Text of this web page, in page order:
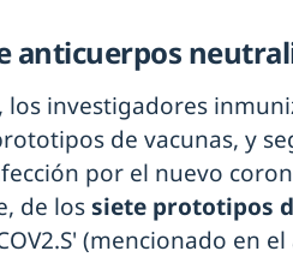
anticuerpos
los investigadores
de vacunas, y
por el nuevo
de lossiete prototipos
(mencionado en